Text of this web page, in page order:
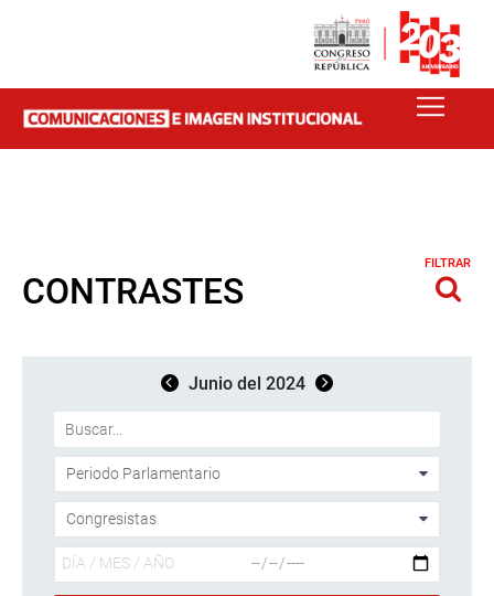
CONTRASTES
FILTRAR
Junio del 2024